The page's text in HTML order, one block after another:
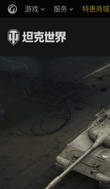
游戏 服务 特惠商城
你好，吾久
万圣节
《以战止战》
官方自媒体